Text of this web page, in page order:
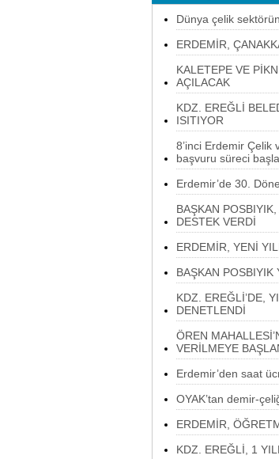
Dünya çelik
ERDEMİR,
KALETEPE VE
AÇILACAK
KDZ. EREĞLİ
ISITIYOR
8’inci Erdemir Çelik
başvuru süreci
Erdemir’de 30.
BAŞKAN
DESTEK VERDİ
ERDEMİR, YENİ
BAŞKAN POSBIYIK
KDZ. EREĞLİ’DE,
DENETLENDİ
ÖREN
VERİLMEYE
Erdemir’den saat
OYAK’tan demir-
ERDEMİR,
KDZ. EREĞLİ, 1